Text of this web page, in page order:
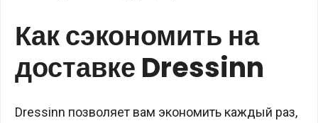
Как сэкономить на
доставке Dressinn
Dressinn позволяет вам экономить каждый раз,